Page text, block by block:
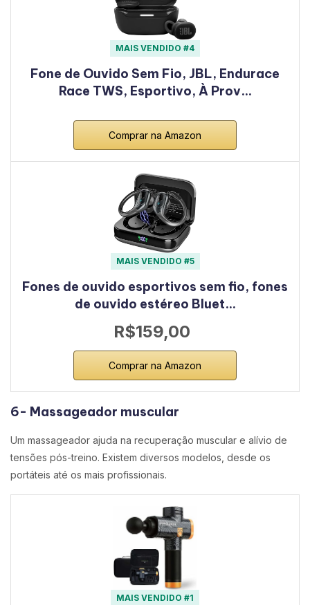
MAIS VENDIDO #4
Fone de Ouvido Sem Fio, JBL, Endurace
Race TWS, Esportivo, À Prov…
Comprar na Amazon
MAIS VENDIDO #5
Fones de ouvido esportivos sem fio, fones
de ouvido estéreo Bluet…
R$159,00
Comprar na Amazon
6- Massageador muscular
Um massageador ajuda na recuperação muscular e alívio de
tensões pós-treino. Existem diversos modelos, desde os
portáteis até os mais profissionais.
MAIS VENDIDO #1